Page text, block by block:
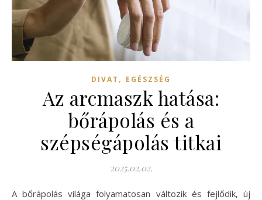
DIVAT , EGÉSZSÉG
Az arcmaszk hatása:
bőrápolás és a
szépségápolás titkai
2025.02.02.
A bőrápolás világa folyamatosan változik és fejlődik, új